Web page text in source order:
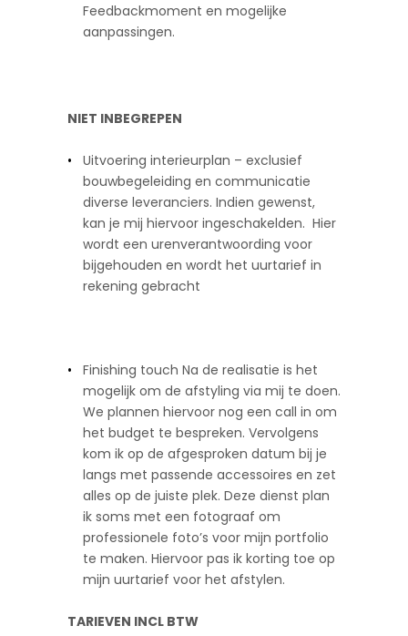
Feedbackmoment en mogelijke
aanpassingen.
NIET INBEGREPEN
Uitvoering interieurplan – exclusief
bouwbegeleiding en communicatie
diverse leveranciers. Indien gewenst,
kan je mij hiervoor ingeschakelden. Hier
wordt een urenverantwoording voor
bijgehouden en wordt het uurtarief in
rekening gebracht
Finishing touch Na de realisatie is het
mogelijk om de afstyling via mij te doen.
We plannen hiervoor nog een call in om
het budget te bespreken. Vervolgens
kom ik op de afgesproken datum bij je
langs met passende accessoires en zet
alles op de juiste plek. Deze dienst plan
ik soms met een fotograaf om
professionele foto’s voor mijn portfolio
te maken. Hiervoor pas ik korting toe op
mijn uurtarief voor het afstylen.
TARIEVEN INCL BTW